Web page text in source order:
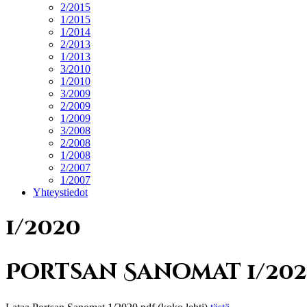
2/2015
1/2015
1/2014
2/2013
1/2013
3/2010
1/2010
3/2009
2/2009
1/2009
3/2008
2/2008
1/2008
2/2007
1/2007
Yhteystiedot
1/2020
Portsan Sanomat 1/